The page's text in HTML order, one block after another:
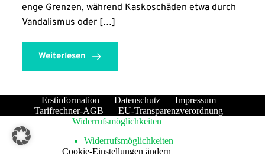
enge Grenzen, während Kaskoschäden etwa durch
Vandalismus oder […]
Weiterlesen
Erstinformation Datenschutz
Impressum
Tarifrechner-AGB
EU-Transparenzverordnung
Widerrufsmöglichkeiten
Widerrufsmöglichkeiten
Cookie-Einstellungen ändern